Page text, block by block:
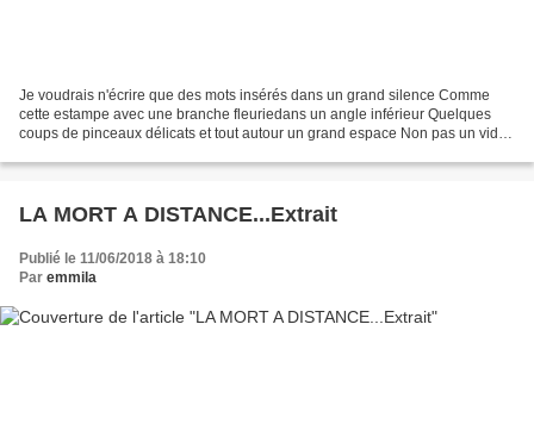
Je voudrais n'écrire que des mots insérés dans un grand silence Comme
cette estampe avec une branche fleuriedans un angle inférieur Quelques
coups de pinceaux délicats et tout autour un grand espace Non pas un vide
LA MORT A DISTANCE...Extrait
Publié le 11/06/2018 à 18:10
Par emmila